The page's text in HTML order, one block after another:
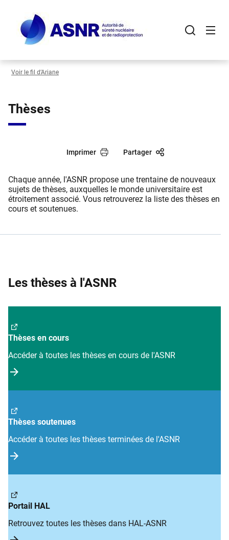
contenu
principal
Voir le fil d’Ariane
Thèses
Imprimer Partager
Chaque année, l'ASNR propose une trentaine de nouveaux
sujets de thèses, auxquelles le monde universitaire est
étroitement associé. Vous retrouverez la liste des thèses en
cours et soutenues.
Les thèses à l'ASNR
Thèses en cours
Accéder à toutes les thèses en cours de l'ASNR
Thèses soutenues
Accéder à toutes les thèses terminées de l'ASNR
Portail HAL
Retrouvez toutes les thèses dans HAL-ASNR